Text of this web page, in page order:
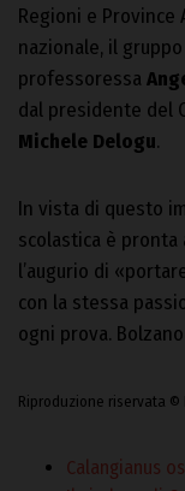
Regioni e Province
nazionale, il
professoressa
dal presidente del
Michele Delogu.
In vista di questo
scolastica è pronta
l’augurio di
con la stessa
ogni prova.
Riproduzione riservata ©
Calangianus